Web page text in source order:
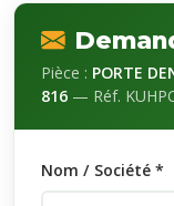
Pièce : PORTE
816 — Réf.
Nom / Société *